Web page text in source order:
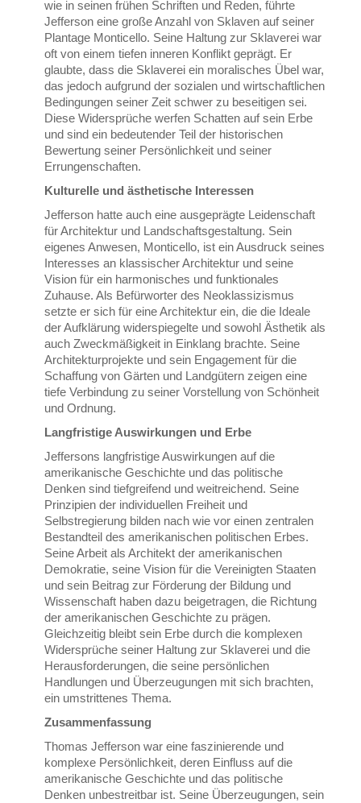
wie in seinen frühen Schriften und Reden, führte
Jefferson eine große Anzahl von Sklaven auf seiner
Plantage Monticello. Seine Haltung zur Sklaverei war
oft von einem tiefen inneren Konflikt geprägt. Er
glaubte, dass die Sklaverei ein moralisches Übel war,
das jedoch aufgrund der sozialen und wirtschaftlichen
Bedingungen seiner Zeit schwer zu beseitigen sei.
Diese Widersprüche werfen Schatten auf sein Erbe
und sind ein bedeutender Teil der historischen
Bewertung seiner Persönlichkeit und seiner
Errungenschaften.
Kulturelle und ästhetische Interessen
Jefferson hatte auch eine ausgeprägte Leidenschaft
für Architektur und Landschaftsgestaltung. Sein
eigenes Anwesen, Monticello, ist ein Ausdruck seines
Interesses an klassischer Architektur und seine
Vision für ein harmonisches und funktionales
Zuhause. Als Befürworter des Neoklassizismus
setzte er sich für eine Architektur ein, die die Ideale
der Aufklärung widerspiegelte und sowohl Ästhetik als
auch Zweckmäßigkeit in Einklang brachte. Seine
Architekturprojekte und sein Engagement für die
Schaffung von Gärten und Landgütern zeigen eine
tiefe Verbindung zu seiner Vorstellung von Schönheit
und Ordnung.
Langfristige Auswirkungen und Erbe
Jeffersons langfristige Auswirkungen auf die
amerikanische Geschichte und das politische
Denken sind tiefgreifend und weitreichend. Seine
Prinzipien der individuellen Freiheit und
Selbstregierung bilden nach wie vor einen zentralen
Bestandteil des amerikanischen politischen Erbes.
Seine Arbeit als Architekt der amerikanischen
Demokratie, seine Vision für die Vereinigten Staaten
und sein Beitrag zur Förderung der Bildung und
Wissenschaft haben dazu beigetragen, die Richtung
der amerikanischen Geschichte zu prägen.
Gleichzeitig bleibt sein Erbe durch die komplexen
Widersprüche seiner Haltung zur Sklaverei und die
Herausforderungen, die seine persönlichen
Handlungen und Überzeugungen mit sich brachten,
ein umstrittenes Thema.
Zusammenfassung
Thomas Jefferson war eine faszinierende und
komplexe Persönlichkeit, deren Einfluss auf die
amerikanische Geschichte und das politische
Denken unbestreitbar ist. Seine Überzeugungen, sein